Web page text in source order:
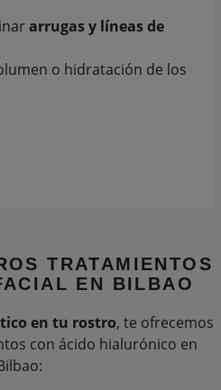
arrugas y líneas de
o hidratación de los
TRATAMIENTOS
EN BILBAO
en tu rostro, te ofrecemos
con ácido hialurónico en